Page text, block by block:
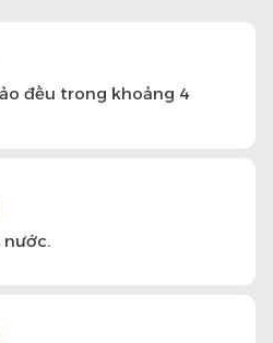
đều trong khoảng 4
nước.